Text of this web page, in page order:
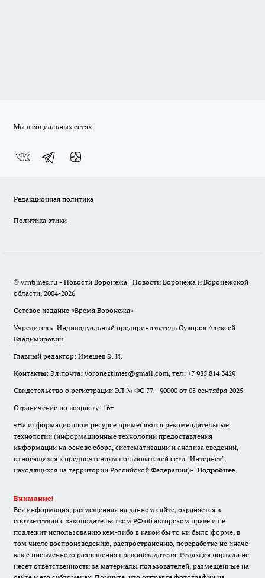
Мы в социальных сетях
Редакционная политика
Политика этики
© vrntimes.ru - Новости Воронежа | Новости Воронежа и Воронежской
области, 2004-2026
Сетевое издание «Время Воронежа»
Учредитель: Индивидуальный предприниматель Суворов Алексей
Владимирович
Главный редактор: Имешев Э. И.
Контакты: Эл.почта: voroneztimes@gmail.com, тел: +7 985 814 3429
Свидетельство о регистрации ЭЛ № ФС 77 - 90000 от 05 сентября 2025
Ограничение по возрасту: 16+
«На информационном ресурсе применяются рекомендательные
технологии (информационные технологии предоставления
информации на основе сбора, систематизации и анализа сведений,
относящихся к предпочтениям пользователей сети "Интернет",
находящихся на территории Российской Федерации)». Подробнее
Внимание!
Вся информация, размещенная на данном сайте, охраняется в
соответствии с законодательством РФ об авторском праве и не
подлежит использованию кем-либо в какой бы то ни было форме, в
том числе воспроизведению, распространению, переработке не иначе
как с письменного разрешения правообладателя. Редакция портала не
несет ответственности за материалы пользователей, размещенные на